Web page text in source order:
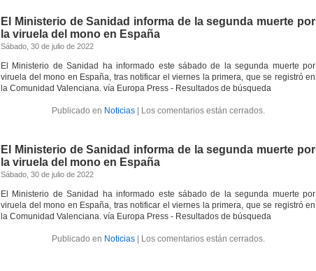
El Ministerio de Sanidad informa de la segunda muerte por
la viruela del mono en España
Sábado, 30 de julio de 2022
El Ministerio de Sanidad ha informado este sábado de la segunda muerte por
viruela del mono en España, tras notificar el viernes la primera, que se registró en
la Comunidad Valenciana. vía Europa Press - Resultados de búsqueda
Publicado en Noticias| Los comentarios están cerrados.
El Ministerio de Sanidad informa de la segunda muerte por
la viruela del mono en España
Sábado, 30 de julio de 2022
El Ministerio de Sanidad ha informado este sábado de la segunda muerte por
viruela del mono en España, tras notificar el viernes la primera, que se registró en
la Comunidad Valenciana. vía Europa Press - Resultados de búsqueda
Publicado en Noticias| Los comentarios están cerrados.